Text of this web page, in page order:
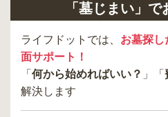
スストアもあるのでいろいろ購入
20代 ・女性
総合評価
4.5
交通利便性 4.0
「墓じまい」
ライフドットでは、 お墓探し
面サポート！
「 何から始めればいい？ 」「
解決します